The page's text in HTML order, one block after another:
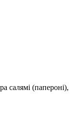
салямі (папероні),